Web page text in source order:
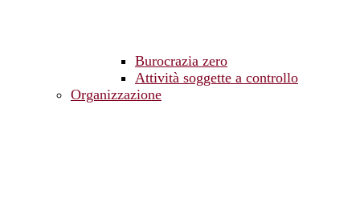
Burocrazia zero
Attività soggette a controllo
Organizzazione